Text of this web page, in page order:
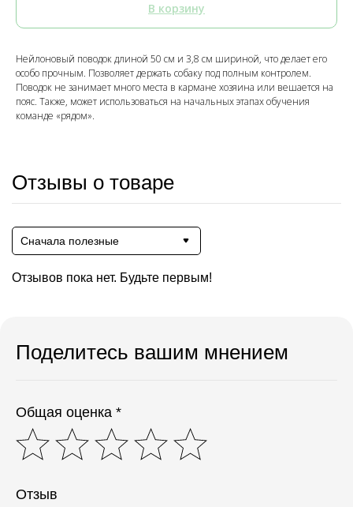
В корзину
Нейлоновый поводок длиной 50 см и 3,8 см шириной, что делает его
особо прочным. Позволяет держать собаку под полным контролем.
Поводок не занимает много места в кармане хозяина или вешается на
пояс. Также, может использоваться на начальных этапах обучения
команде «рядом».
Отзывы о товаре
Сначала полезные
Отзывов пока нет. Будьте первым!
Поделитесь вашим мнением
Общая оценка *
Отзыв